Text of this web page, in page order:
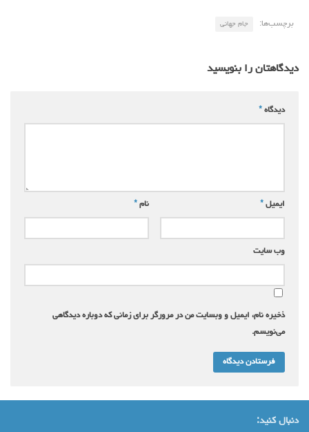
برچسب‌ها: جام جهانی
دیدگاهتان را بنویسید
دیدگاه *
نام * ایمیل *
وب‌ سایت
ذخیره نام، ایمیل و وبسایت من در مرورگر برای زمانی که دوباره دیدگاهی
می‌نویسم.
دنبال کنید: